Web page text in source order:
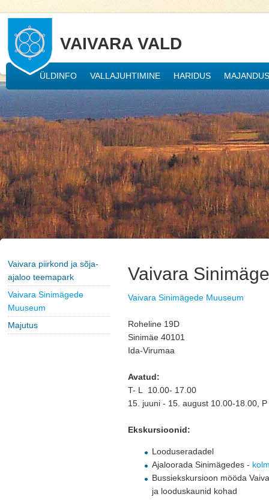
VAIVARA VALD
ÜLDINFO VALLAJUHTIMINE HARIDUS MAJANDUS
Vaivara piirkond ja sõja-
ajaloo teemapark
Vaivara Sinimägede
Muuseum
Majutus
Vaivara
Vaivara Sinimägede Muuseum
Roheline 19D
Sinimäe 40101
Ida-Virumaa
Avatud:
T- L 10.00- 17.00
15. juuni - 15. august 10.00-18.00,
Ekskursioonid:
Looduseradadel
Ajaloorada Sinimägedes -
Bussiekskursioon mööda
ja looduskaunid kohad